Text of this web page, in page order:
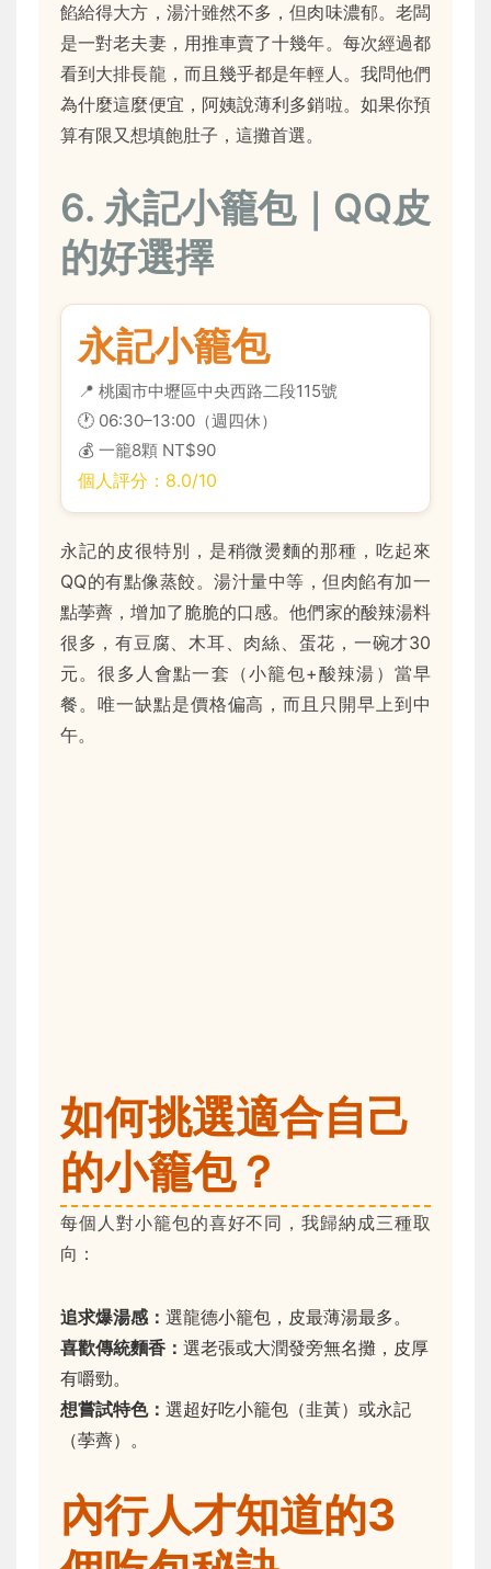
餡給得大方，湯汁雖然不多，但肉味濃郁。老闆
是一對老夫妻，用推車賣了十幾年。每次經過都
看到大排長龍，而且幾乎都是年輕人。我問他們
為什麼這麼便宜，阿姨說薄利多銷啦。如果你預
算有限又想填飽肚子，這攤首選。
6. 永記小籠包｜QQ皮
的好選擇
永記小籠包
📍 桃園市中壢區中央西路二段115號
🕐 06:30–13:00（週四休）
💰 一籠8顆 NT$90
個人評分：8.0/10
永記的皮很特別，是稍微燙麵的那種，吃起來
QQ的有點像蒸餃。湯汁量中等，但肉餡有加一
點荸薺，增加了脆脆的口感。他們家的酸辣湯料
很多，有豆腐、木耳、肉絲、蛋花，一碗才30
元。很多人會點一套（小籠包+酸辣湯）當早
餐。唯一缺點是價格偏高，而且只開早上到中
午。
如何挑選適合自己
的小籠包？
每個人對小籠包的喜好不同，我歸納成三種取
向：
追求爆湯感： 選龍德小籠包，皮最薄湯最多。
喜歡傳統麵香： 選老張或大潤發旁無名攤，皮厚
有嚼勁。
想嘗試特色： 選超好吃小籠包（韭黃）或永記
（荸薺）。
內行人才知道的3